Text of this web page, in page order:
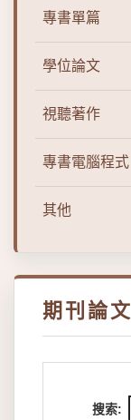
專書單篇
學位論文
視聽著作
專書電腦程式
其他
期刊論文
搜索: